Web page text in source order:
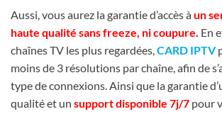
Aussi, vous aurez la garantie d’accès àun
haute qualité sans freeze, ni coupure En
chaînes TV les plus regardées, CARD IPTV
moins de 3 résolutions par chaîne, afin de
type de connexions. Ainsi que la garantie
qualité et un support disponible 7j/7 pour